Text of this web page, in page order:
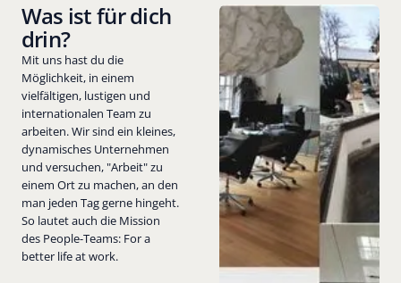
Was ist für dich
drin?
Mit uns hast du die
Möglichkeit, in einem
vielfältigen, lustigen und
internationalen Team zu
arbeiten. Wir sind ein kleines,
dynamisches Unternehmen
und versuchen, "Arbeit" zu
einem Ort zu machen, an den
man jeden Tag gerne hingeht.
So lautet auch die Mission
des People-Teams: For a
better life at work.